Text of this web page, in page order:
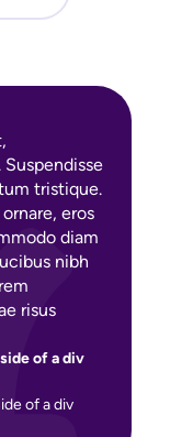
tristique.
eros
diam
nibh
risus
of a div
of a div